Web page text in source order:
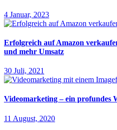
4 Januar, 2023
Erfolgreich auf Amazon
und mehr Umsatz
30 Juli, 2021
Videomarketing – ein profundes
11 August, 2020